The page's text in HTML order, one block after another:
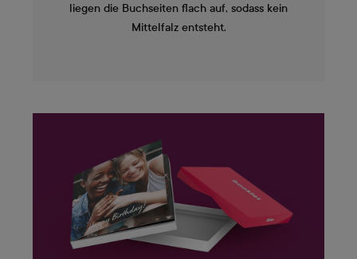
liegen die Buchseiten flach auf, sodass kein
Mittelfalz entsteht.